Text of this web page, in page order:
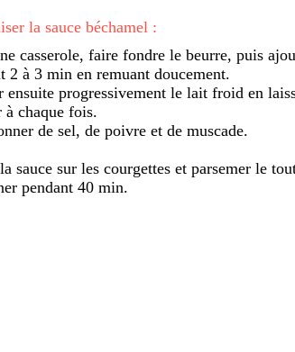
la sauce béchamel :
casserole, faire fondre le beurre, puis
2 à 3 min en remuant doucement.
ensuite progressivement le lait froid en
chaque fois.
de sel, de poivre et de muscade.
sauce sur les courgettes et parsemer le
pendant 40 min.